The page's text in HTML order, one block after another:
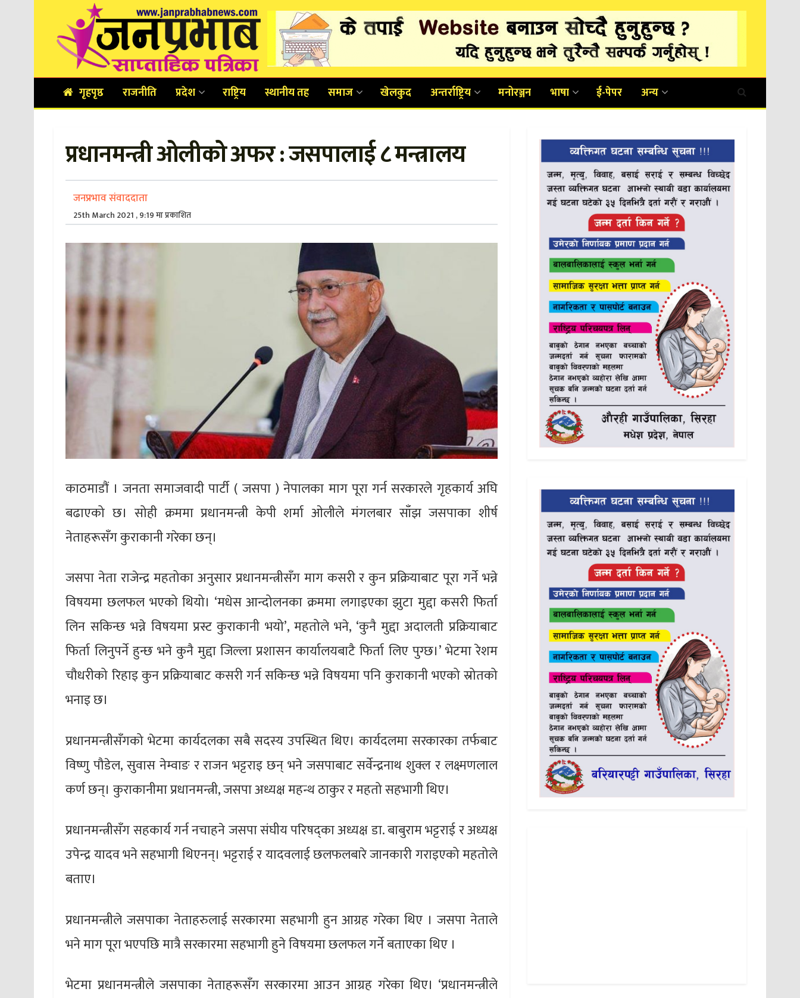
गृहपृष्ठ राजनीति प्रदेश राष्ट्रिय स्थानीय तह समाज खेलकुद अन्तर्राष्ट्रिय मनोरञ्जन भाषा ई-पेपर अन्य
प्रधानमन्त्री ओलीको अफर : जसपालाई ८ मन्त्रालय
जनप्रभाव संवाददाता
25th March 2021 , 9:19 मा प्रकाशित
काठमाडौं । जनता समाजवादी पार्टी ( जसपा ) नेपालका माग पूरा गर्न सरकारले गृहकार्य अघि
बढाएको छ। सोही क्रममा प्रधानमन्त्री केपी शर्मा ओलीले मंगलबार साँझ जसपाका शीर्ष
नेताहरूसँग कुराकानी गरेका छन्।
जसपा नेता राजेन्द्र महतोका अनुसार प्रधानमन्त्रीसँग माग कसरी र कुन प्रक्रियाबाट पूरा गर्ने भन्ने
विषयमा छलफल भएको थियो। ‘मधेस आन्दोलनका क्रममा लगाइएका झुटा मुद्दा कसरी फिर्ता
लिन सकिन्छ भन्ने विषयमा प्रस्ट कुराकानी भयो’, महतोले भने, ‘कुनै मुद्दा अदालती प्रक्रियाबाट
फिर्ता लिनुपर्ने हुन्छ भने कुनै मुद्दा जिल्ला प्रशासन कार्यालयबाटै फिर्ता लिए पुग्छ।’ भेटमा रेशम
चौधरीको रिहाइ कुन प्रक्रियाबाट कसरी गर्न सकिन्छ भन्ने विषयमा पनि कुराकानी भएको स्रोतको
भनाइ छ।
प्रधानमन्त्रीसँगको भेटमा कार्यदलका सबै सदस्य उपस्थित थिए। कार्यदलमा सरकारका तर्फबाट
विष्णु पौडेल, सुवास नेम्वाङ र राजन भट्टराइ छन् भने जसपाबाट सर्वेन्द्रनाथ शुक्ल र लक्ष्मणलाल
कर्ण छन्। कुराकानीमा प्रधानमन्त्री, जसपा अध्यक्ष महन्थ ठाकुर र महतो सहभागी थिए।
प्रधानमन्त्रीसँग सहकार्य गर्न नचाहने जसपा संघीय परिषद्का अध्यक्ष डा. बाबुराम भट्टराई र अध्यक्ष
उपेन्द्र यादव भने सहभागी थिएनन्। भट्टराई र यादवलाई छलफलबारे जानकारी गराइएको महतोले
बताए।
प्रधानमन्त्रीले जसपाका नेताहरुलाई सरकारमा सहभागी हुन आग्रह गरेका थिए । जसपा नेताले
भने माग पूरा भएपछि मात्रै सरकारमा सहभागी हुने विषयमा छलफल गर्ने बताएका थिए ।
भेटमा प्रधानमन्त्रीले जसपाका नेताहरूसँग सरकारमा आउन आग्रह गरेका थिए। ‘प्रधानमन्त्रीले